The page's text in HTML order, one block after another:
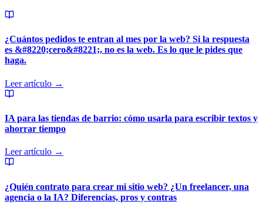
¿Cuántos pedidos te entran al mes por la web? Si la respuesta
es &#8220;cero&#8221;, no es la web. Es lo que le pides que
haga.
Leer artículo →
IA para las tiendas de barrio: cómo usarla para escribir textos y
ahorrar tiempo
Leer artículo →
¿Quién contrato para crear mi sitio web? ¿Un freelancer, una
agencia o la IA? Diferencias, pros y contras